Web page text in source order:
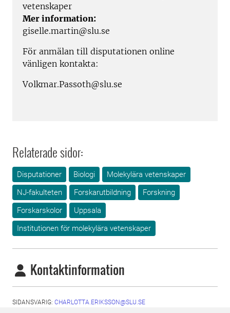
vetenskaper
Mer information:
giselle.martin@slu.se
För anmälan till disputationen online
vänligen kontakta:
Volkmar.Passoth@slu.se
Relaterade sidor:
Disputationer Biologi
Molekylära vetenskaper
NJ-fakulteten
Forskarutbildning
Forskning
Forskarskolor
Uppsala
Institutionen för molekylära vetenskaper
Kontaktinformation
SIDANSVARIG: CHARLOTTA.ERIKSSON@SLU.SE